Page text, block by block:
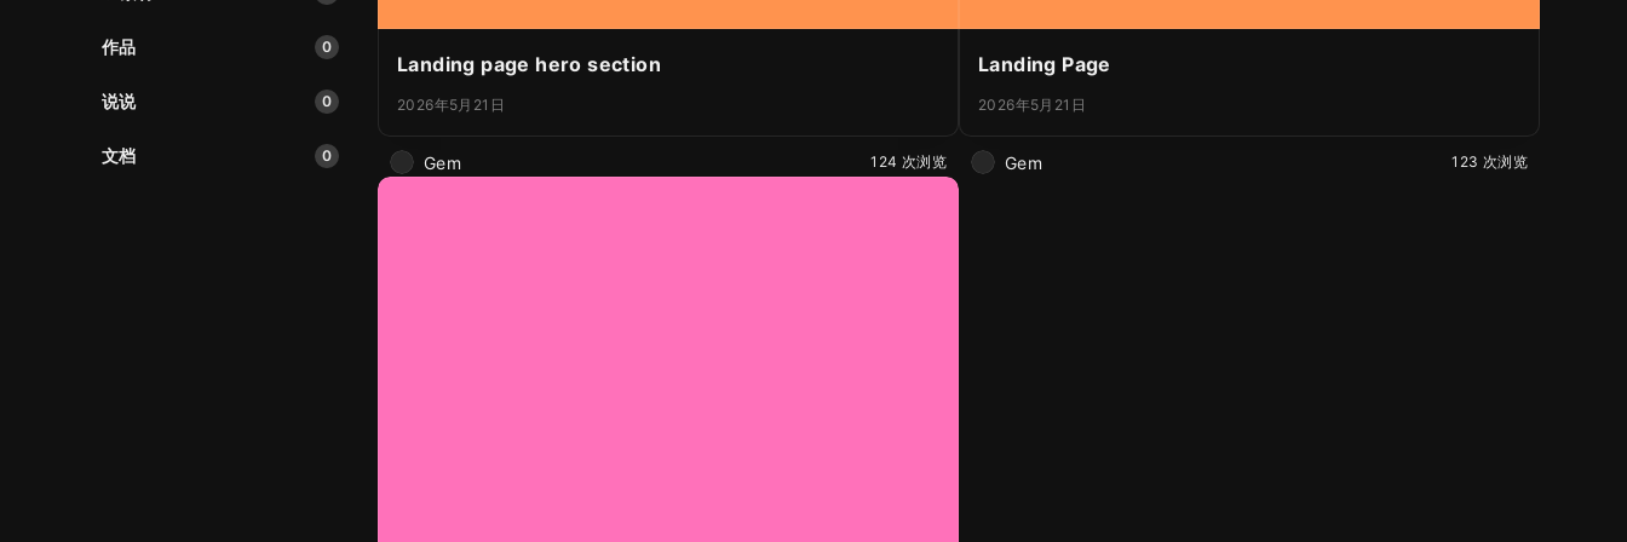
作品 0
说说 0
文档 0
Landing page hero section
2026年5月21日
Gem 124 次浏览
Landing Page
2026年5月21日
Gem 123 次浏览